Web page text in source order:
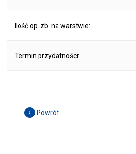
Ilość op. zb. na warstwie:
Termin przydatności:
Powrót